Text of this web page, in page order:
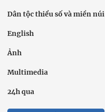
Dân tộc thiểu số và miền núi
English
Ảnh
Multimedia
24h qua